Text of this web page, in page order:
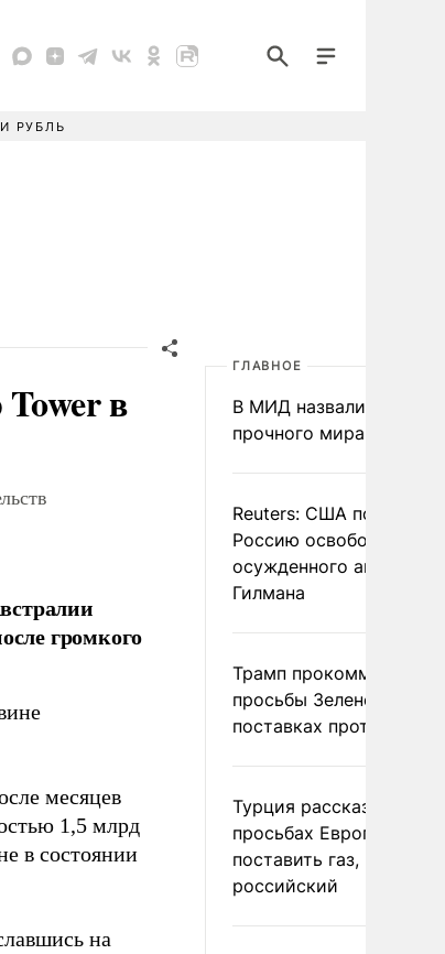
РУБЛЬ
в
громкого
месяцев
1,5 млрд
в состоянии
на
ГЛАВНОЕ
В МИД назвали условия
прочного мира на
Reuters: США
Россию освободить
осужденного
Гилмана
Трамп
просьбы Зеленского о
поставках
Турция рассказала о
просьбах Европы
поставить газ, но не
российский